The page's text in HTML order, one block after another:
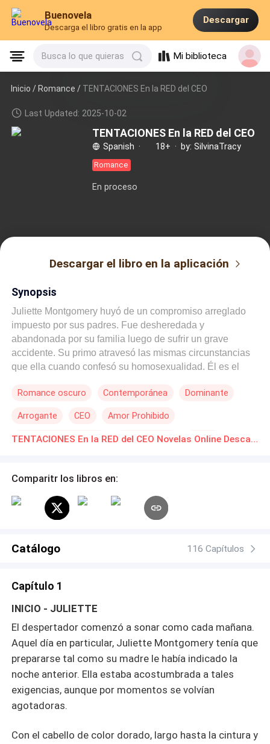
Buenovela
Descarga el libro gratis en la app
Descargar
Busca lo que quieras Mi biblioteca
Inicio /Romance / TENTACIONES En la RED del CEO
Last Updated: 2025-10-02
TENTACIONES En la RED del CEO
Spanish · 18+ · by: SilvinaTracy
Romance
En proceso
Descargar el libro en la aplicación
Synopsis
Juliette Montgomery huyó de un compromiso arreglado
impuesto por sus padres. Fue desheredada y
abandonada por su familia luego de sufrir un grave
accidente. Su primo atravesó las mismas circunstancias
que ella cuando confesó su homosexualidad. Él es el
estilista y novio del primo de Juli, le conseguiría a ella un
Ulibarri. Camilo y Brad Ulibarri son gemelos, muy
parecidos en sus rasgos pero totalmente diferentes.
abandonar el puesto de CEO. Brad debe asumir el
tanto carácter. Un juego online de guerra hará que la
enemistad de Brad y Juliette escale nuevos niveles. Ellos
formas posibles. Sus primeros mensajes son insultantes,
conocerse, pero Brad sugiere hacerlo en
huye sin ser vista, pero Brad no está dispuesto a dejarla
escapar tan fácilmente. ¿Qué ocurrirá cuando se
encuentren frente a frente y él se muestre como un
apasionado dominante? ¿Será Juli capaz de entregarle
el control o volverá a huir? CONTINUACIÓN DE
Romance oscuro Contemporánea Dominante
Arrogante CEO Amor Prohibido
Relación en la Oficina Malentendido Drama TENTACIONES En la RED del CEO Novelas Online Descarga gratuita de PDF
Comparitr los libros en:
Catálogo 116 Capítulos
Capítulo 1
INICIO - JULIETTE
El despertador comenzó a sonar como cada mañana.
Aquel día en particular, Juliette Montgomery tenía que
prepararse tal como su madre le había indicado la
noche anterior. Ella estaba acostumbrada a tales
exigencias, aunque por momentos se volvían
agotadoras.
Con el cabello de color dorado, largo hasta la cintura y